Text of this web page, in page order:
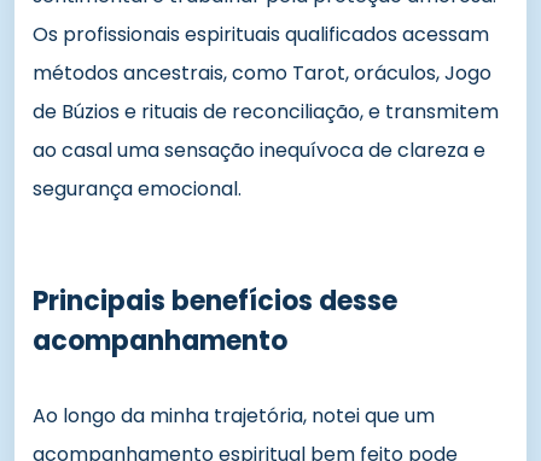
Os profissionais espirituais qualificados acessam
métodos ancestrais, como Tarot, oráculos, Jogo
de Búzios e rituais de reconciliação, e transmitem
ao casal uma sensação inequívoca de clareza e
segurança emocional.
Principais benefícios desse
acompanhamento
Ao longo da minha trajetória, notei que um
acompanhamento espiritual bem feito pode